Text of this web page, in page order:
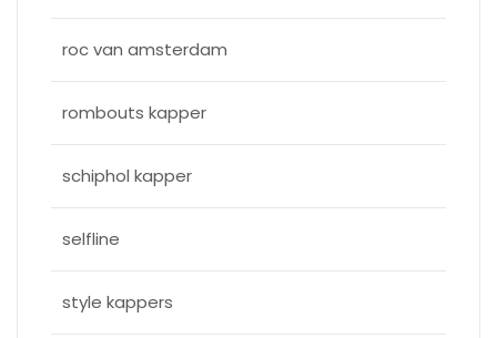
roc van amsterdam
rombouts kapper
schiphol kapper
selfline
style kappers